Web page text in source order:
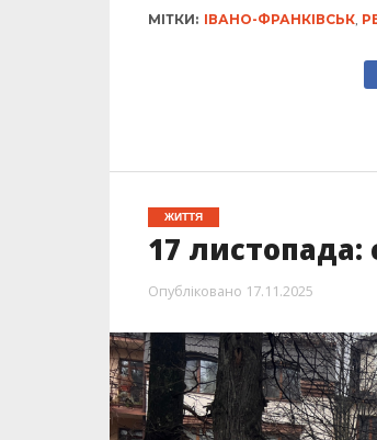
МІТКИ: ІВАНО-ФРАНКІВСЬК,
ЖИТТЯ
17
Опубліковано 17.11.2025